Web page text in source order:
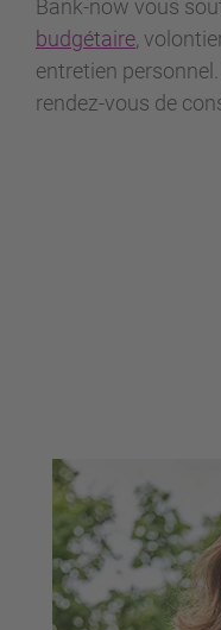
Bank-now vous
budgétaire ,
entretien
rendez-vous de